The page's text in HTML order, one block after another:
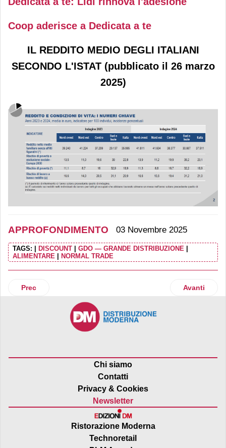
Coop aderisce a Dedicata a te
IL REDDITO MEDIO DEGLI ITALIANI
SECONDO L'ISTAT (pubblicato il 26 marzo
2025)
APPROFONDIMENTO 03 Novembre 2025
TAGS: | DISCOUNT | GDO — GRANDE DISTRIBUZIONE |
ALIMENTARE | NORMAL TRADE
Articolo precedente: Il retail specializzato fattura 435
Prec Articolo
Avanti
Chi siamo
Contatti
Privacy & Cookies
Newsletter
Ristorazione Moderna
Technoretail